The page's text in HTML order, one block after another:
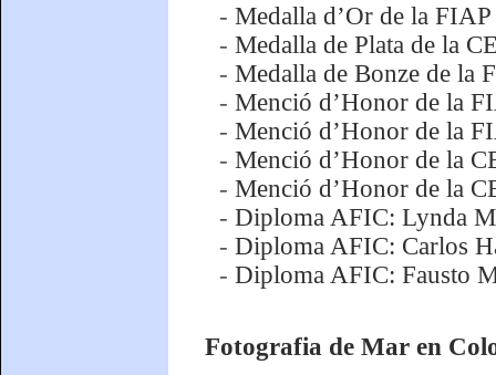
- Medalla d’Or de la
- Medalla de Plata de la
- Medalla de Bonze de la
- Menció d’Honor de la
- Menció d’Honor de la
- Menció d’Honor de la
- Menció d’Honor de la
- Diploma AFIC: Lynda
- Diploma AFIC: Carlos
- Diploma AFIC: Fausto
Fotografia de Mar en